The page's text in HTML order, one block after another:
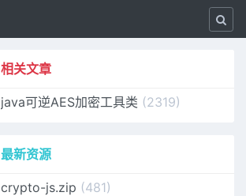
相关文章
java可逆AES加密工具类 (2319)
最新资源
crypto-js.zip (481)